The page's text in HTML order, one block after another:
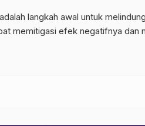
langkah awal untuk
memitigasi efek negatifnya dan